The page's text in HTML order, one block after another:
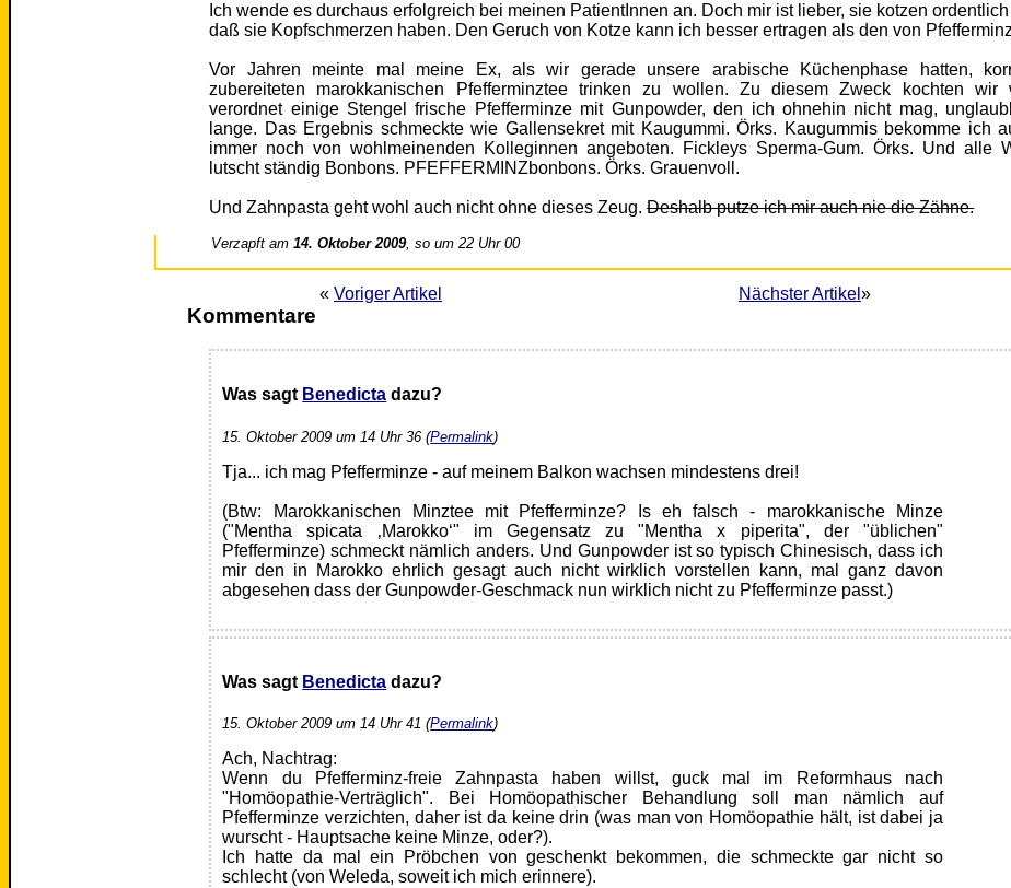
Ich wende es durchaus erfolgreich bei meinen PatientInnen an. Doch mir ist lieber, sie kotzen
daß sie Kopfschmerzen haben. Den Geruch von Kotze kann ich besser ertragen als den von
Vor Jahren meinte mal meine Ex, als wir gerade unsere arabische Küchenphase hatten,
zubereiteten marokkanischen Pfefferminztee trinken zu wollen. Zu diesem Zweck kochten wir
verordnet einige Stengel frische Pfefferminze mit Gunpowder, den ich ohnehin nicht mag,
lange. Das Ergebnis schmeckte wie Gallensekret mit Kaugummi. Örks. Kaugummis bekomme ich
immer noch von wohlmeinenden Kolleginnen angeboten. Fickleys Sperma-Gum. Örks. Und alle
lutscht ständig Bonbons. PFEFFERMINZbonbons. Örks. Grauenvoll.
Und Zahnpasta geht wohl auch nicht ohne dieses Zeug.Deshalb putze ich mir auch nie die Zähne.
Verzapft am14. Oktober 2009, so um 22 Uhr 00
« Voriger Artikel Nächster Artikel »
Kommentare
Was sagt Benedicta dazu?
15. Oktober 2009 um 14 Uhr 36 (Permalink)
Tja... ich mag Pfefferminze - auf meinem Balkon wachsen mindestens drei!
(Btw: Marokkanischen Minztee mit Pfefferminze? Is eh falsch - marokkanische Minze
("Mentha spicata ‚Marokko‘" im Gegensatz zu "Mentha x piperita", der "üblichen"
Pfefferminze) schmeckt nämlich anders. Und Gunpowder ist so typisch Chinesisch, dass ich
mir den in Marokko ehrlich gesagt auch nicht wirklich vorstellen kann, mal ganz davon
abgesehen dass der Gunpowder-Geschmack nun wirklich nicht zu Pfefferminze passt.)
Was sagt Benedicta dazu?
15. Oktober 2009 um 14 Uhr 41 (Permalink)
Ach, Nachtrag:
Wenn du Pfefferminz-freie Zahnpasta haben willst, guck mal im Reformhaus nach
"Homöopathie-Verträglich". Bei Homöopathischer Behandlung soll man nämlich auf
Pfefferminze verzichten, daher ist da keine drin (was man von Homöopathie hält, ist dabei ja
wurscht - Hauptsache keine Minze, oder?).
Ich hatte da mal ein Pröbchen von geschenkt bekommen, die schmeckte gar nicht so
schlecht (von Weleda, soweit ich mich erinnere).